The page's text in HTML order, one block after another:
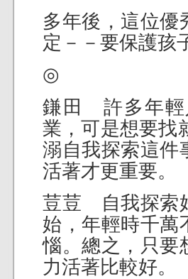
多年後，這位優
定－－要保護孩
◎
鎌田 許多年輕
業，可是想要找
溺自我探索這件
活著才更重要。
荳荳 自我探索
始，年輕時千萬
惱。總之，只要
力活著比較好。